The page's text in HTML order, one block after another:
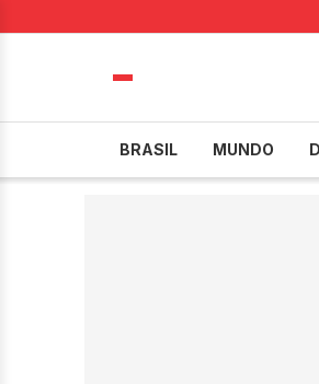
BRASIL MUNDO